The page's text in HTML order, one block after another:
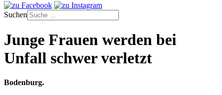
Suchen
Junge Frauen werden bei
Unfall schwer verletzt
Bodenburg.